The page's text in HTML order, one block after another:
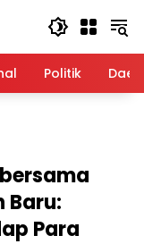
Politik
Baru:
Para